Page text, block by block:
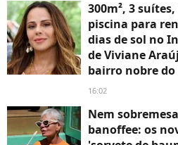
300m², 3
piscina para
dias de sol no
de Viviane
bairro nobre do
16:02
Nem
banoffee: os